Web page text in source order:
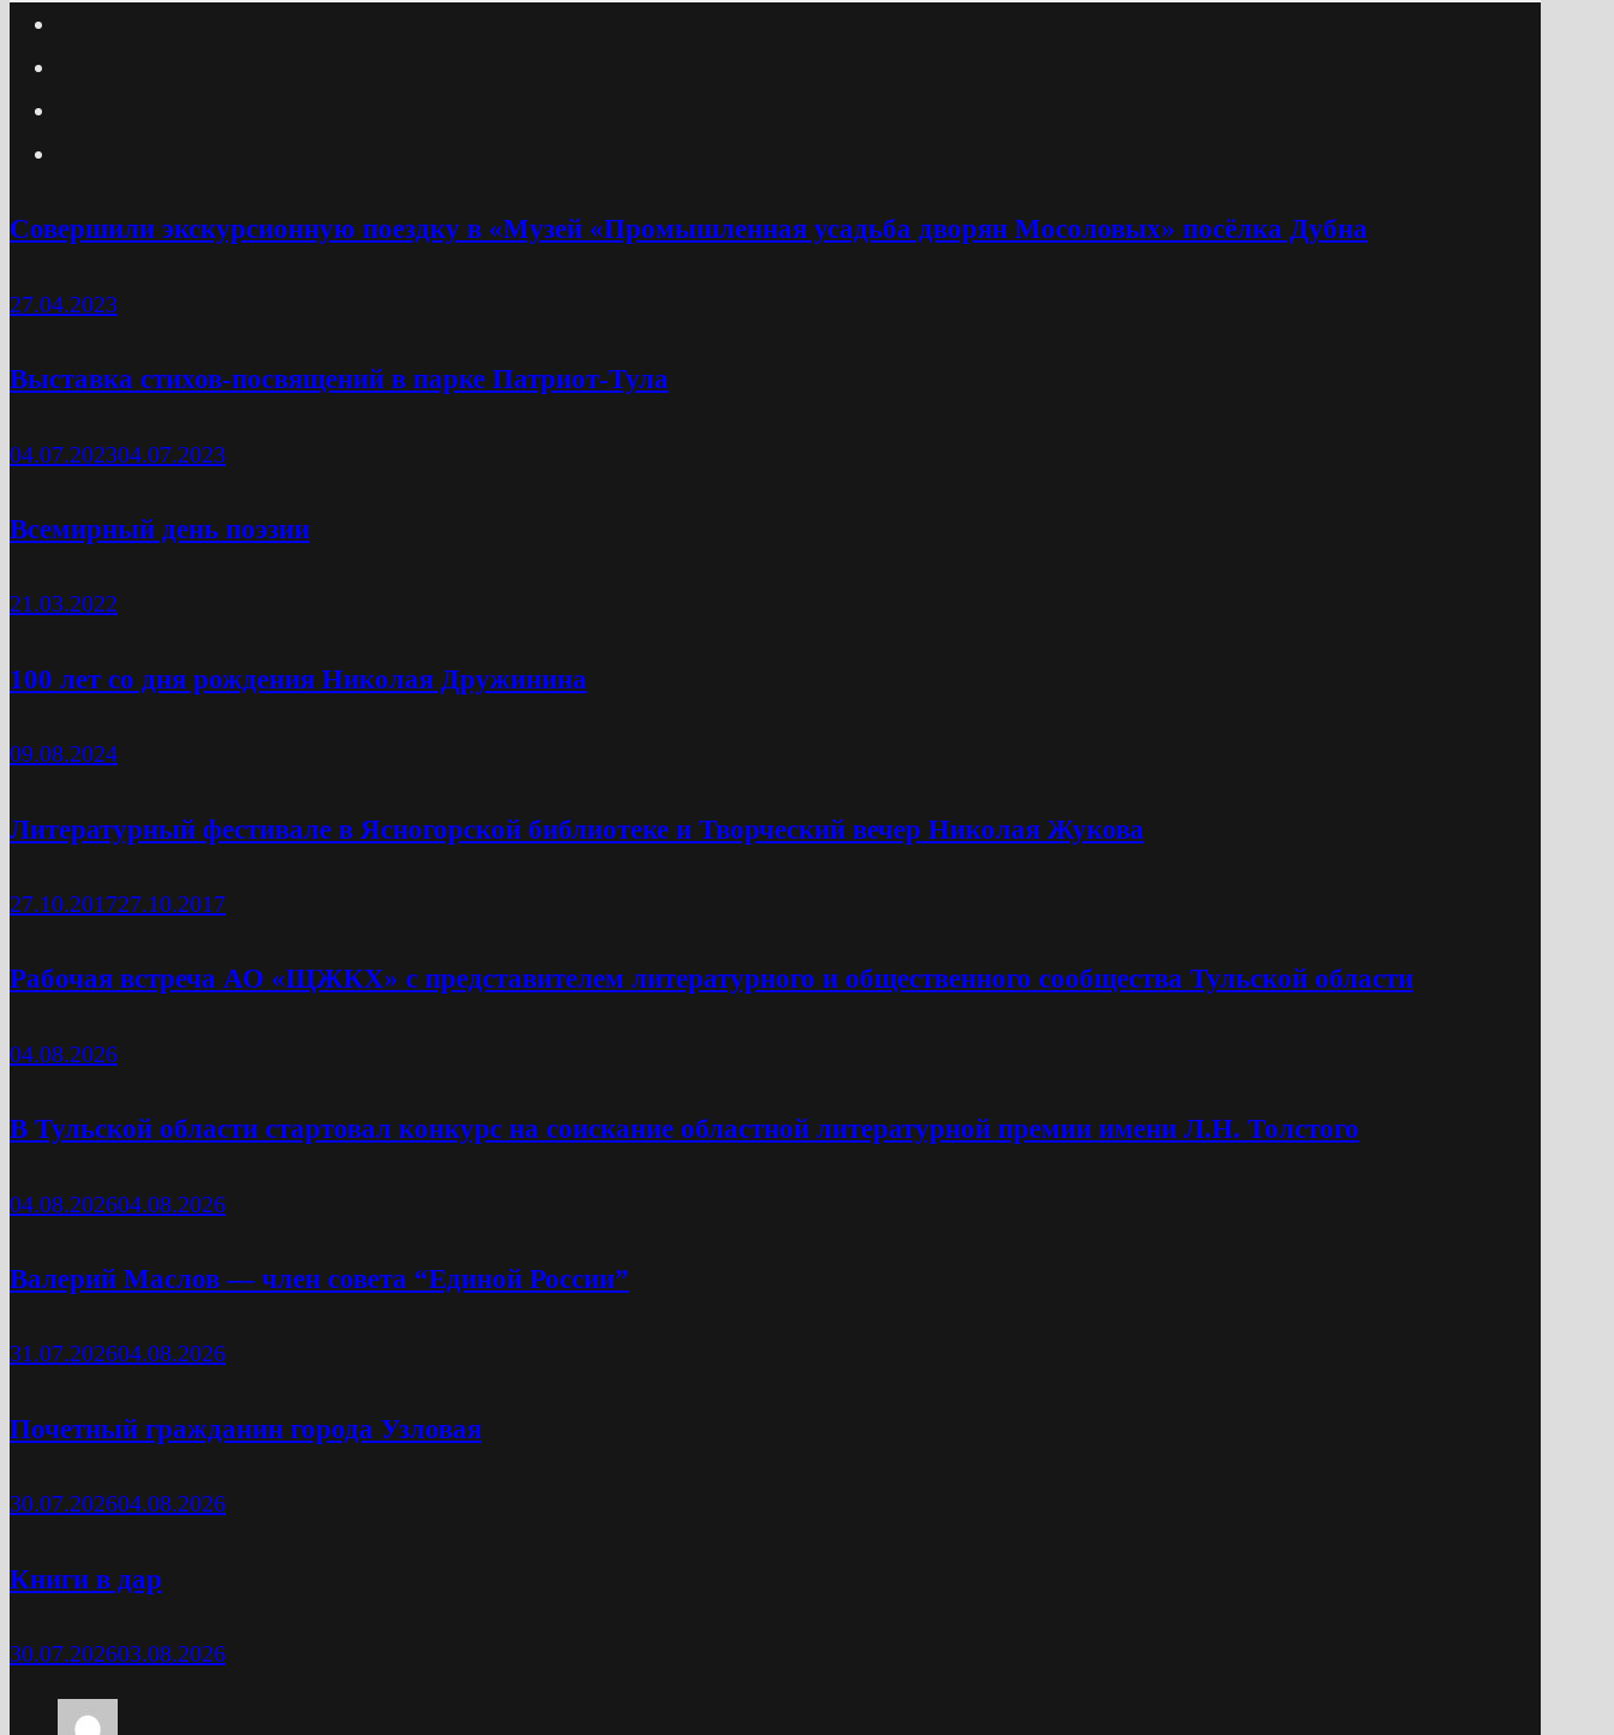
Cовершили экскурсионную поездку в «Музей «Промышленная усадьба дворян Мосоловых» посёлка Дубна
27.04.2023
Выставка стихов-посвящений в парке Патриот-Тула
04.07.202304.07.2023
Всемирный день поэзии
21.03.2022
100 лет со дня рождения Николая Дружинина
09.08.2024
Литературный фестивале в Ясногорской библиотеке и Творческий вечер Николая Жукова
27.10.201727.10.2017
Рабочая встреча АО «ЩЖКХ» с представителем литературного и общественного сообщества Тульской области
04.08.2026
В Тульской области стартовал конкурс на соискание областной литературной премии имени Л.Н. Толстого
04.08.202604.08.2026
Валерий Маслов — член совета “Единой России”
31.07.202604.08.2026
Почетный гражданин города Узловая
30.07.202604.08.2026
Книги в дар
30.07.202603.08.2026